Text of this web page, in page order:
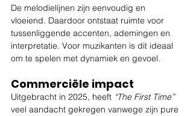
De melodielijnen zijn eenvoudig en
vloeiend. Daardoor ontstaat ruimte voor
tussenliggende accenten, ademingen en
interpretatie. Voor muzikanten is dit ideaal
om te spelen met dynamiek en gevoel.
Commerciële impact
Uitgebracht in 2025, heeft “The First Time”
veel aandacht gekregen vanwege zijn pure